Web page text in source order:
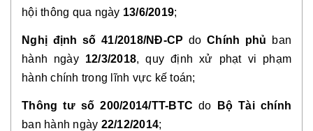
hội thông qua ngày 13/6/2019;
Nghị định số 41/2018/NĐ-CP doChính phủ
ban
hành ngày 12/3/2018, quy định xử phạt vi phạm
hành chính trong lĩnh vực kế toán;
Thông tư số 200/2014/TT-BTC do
Bộ Tài chính
ban hành ngày 22/12/2014;